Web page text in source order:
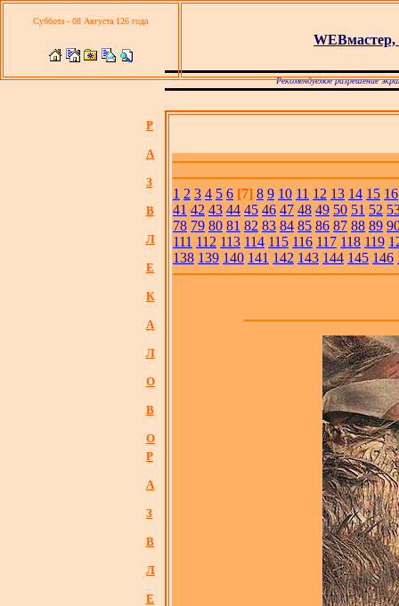
Суббота - 08 Августа 126 года
WEBмастер,
Р
А
З
В
Л
Е
К
А
Л
О
В
О
Р
А
З
В
Л
Е
Рекомендуемое разрешение
1 2 3 4 5 6 [7] 8 9 10 11 12 13 14 15 16
41 42 43 44 45 46 47 48 49 50 51 52
78 79 80 81 82 83 84 85 86 87 88 89
111 112 113 114 115 116 117 118 119
138 139 140 141 142 143 144 145 146